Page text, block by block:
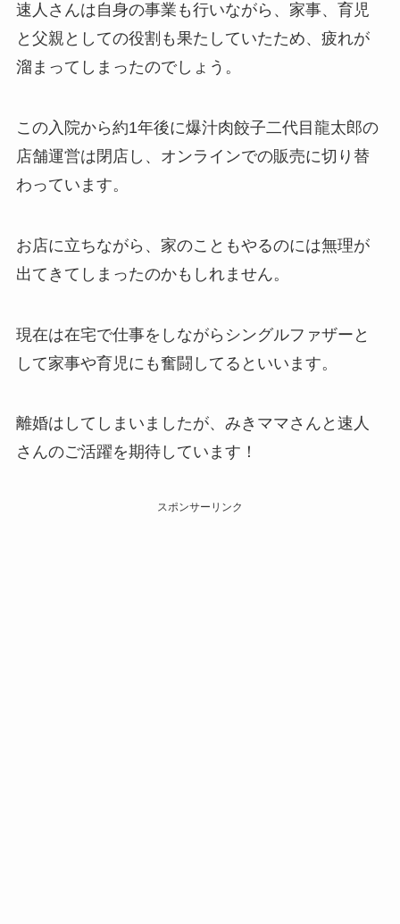
速人さんは自身の事業も行いながら、家事、育児
と父親としての役割も果たしていたため、疲れが
溜まってしまったのでしょう。
この入院から約1年後に爆汁肉餃子二代目龍太郎の
店舗運営は閉店し、オンラインでの販売に切り替
わっています。
お店に立ちながら、家のこともやるのには無理が
出てきてしまったのかもしれません。
現在は在宅で仕事をしながらシングルファザーと
して家事や育児にも奮闘してるといいます。
離婚はしてしまいましたが、みきママさんと速人
さんのご活躍を期待しています！
スポンサーリンク